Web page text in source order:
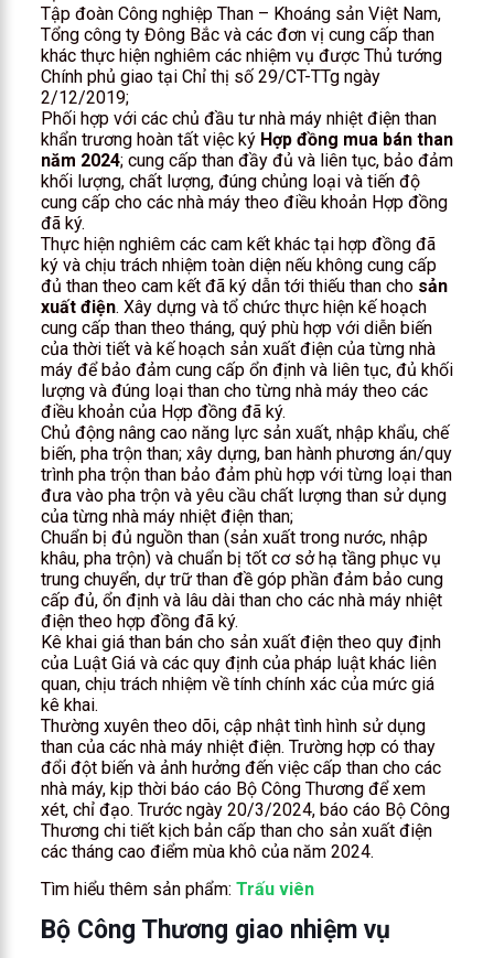
Tập đoàn Công nghiệp Than – Khoáng sản Việt Nam,
Tổng công ty Đông Bắc và các đơn vị cung cấp than
khác thực hiện nghiêm các nhiệm vụ được Thủ tướng
Chính phủ giao tại Chỉ thị số 29/CT-TTg ngày
2/12/2019;
Phối hợp với các chủ đầu tư nhà máy nhiệt điện than
khẩn trương hoàn tất việc ký Hợp đồng mua bán than
năm 2024; cung cấp than đầy đủ và liên tục, bảo đảm
khối lượng, chất lượng, đúng chủng loại và tiến độ
cung cấp cho các nhà máy theo điều khoản Hợp đồng
đã ký.
Thực hiện nghiêm các cam kết khác tại hợp đồng đã
ký và chịu trách nhiệm toàn diện nếu không cung cấp
đủ than theo cam kết đã ký dẫn tới thiếu than cho sản
xuất điện. Xây dựng và tổ chức thực hiện kế hoạch
cung cấp than theo tháng, quý phù hợp với diễn biến
của thời tiết và kế hoạch sản xuất điện của từng nhà
máy để bảo đảm cung cấp ổn định và liên tục, đủ khối
lượng và đúng loại than cho từng nhà máy theo các
điều khoản của Hợp đồng đã ký.
Chủ động nâng cao năng lực sản xuất, nhập khẩu, chế
biến, pha trộn than; xây dựng, ban hành phương án/quy
trình pha trộn than bảo đảm phù hợp với từng loại than
đưa vào pha trộn và yêu cầu chất lượng than sử dụng
của từng nhà máy nhiệt điện than;
Chuẩn bị đủ nguồn than (sản xuất trong nước, nhập
khâu, pha trộn) và chuẩn bị tốt cơ sở hạ tầng phục vụ
trung chuyển, dự trữ than đề góp phần đảm bảo cung
cấp đủ, ổn định và lâu dài than cho các nhà máy nhiệt
điện theo hợp đồng đã ký.
Kê khai giá than bán cho sản xuất điện theo quy định
của Luật Giá và các quy định của pháp luật khác liên
quan, chịu trách nhiệm về tính chính xác của mức giá
kê khai.
Thường xuyên theo dõi, cập nhật tình hình sử dụng
than của các nhà máy nhiệt điện. Trường hợp có thay
đổi đột biến và ảnh hưởng đến việc cấp than cho các
nhà máy, kịp thời báo cáo Bộ Công Thương để xem
xét, chỉ đạo. Trước ngày 20/3/2024, báo cáo Bộ Công
Thương chi tiết kịch bản cấp than cho sản xuất điện
các tháng cao điểm mùa khô của năm 2024.
Tìm hiểu thêm sản phẩm: Trấu viên
Bộ Công Thương giao nhiệm vụ